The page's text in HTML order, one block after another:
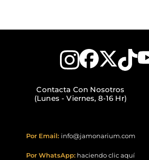
Contacta Con Nosotros
(Lunes - Viernes, 8-16 Hr)
Por Email: info@jamonarium.com
Por WhatsApp: haciendo clic aquí